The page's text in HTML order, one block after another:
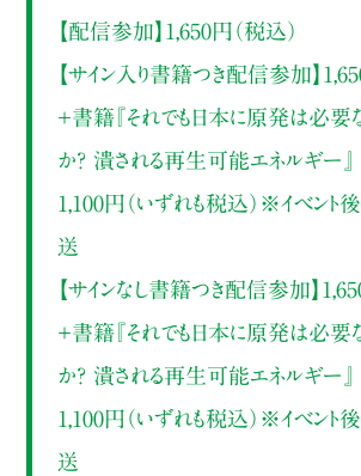
【配信参加】1,650円（税込）
【サイン入り書籍つき配信参加】
＋書籍『それでも日本に原発は必要
か? 潰される再生可能エネルギー』
1,100円（いずれも税込）※イベント
送
【サインなし書籍つき配信参加】
＋書籍『それでも日本に原発は必要
か? 潰される再生可能エネルギー』
1,100円（いずれも税込）※イベント
送